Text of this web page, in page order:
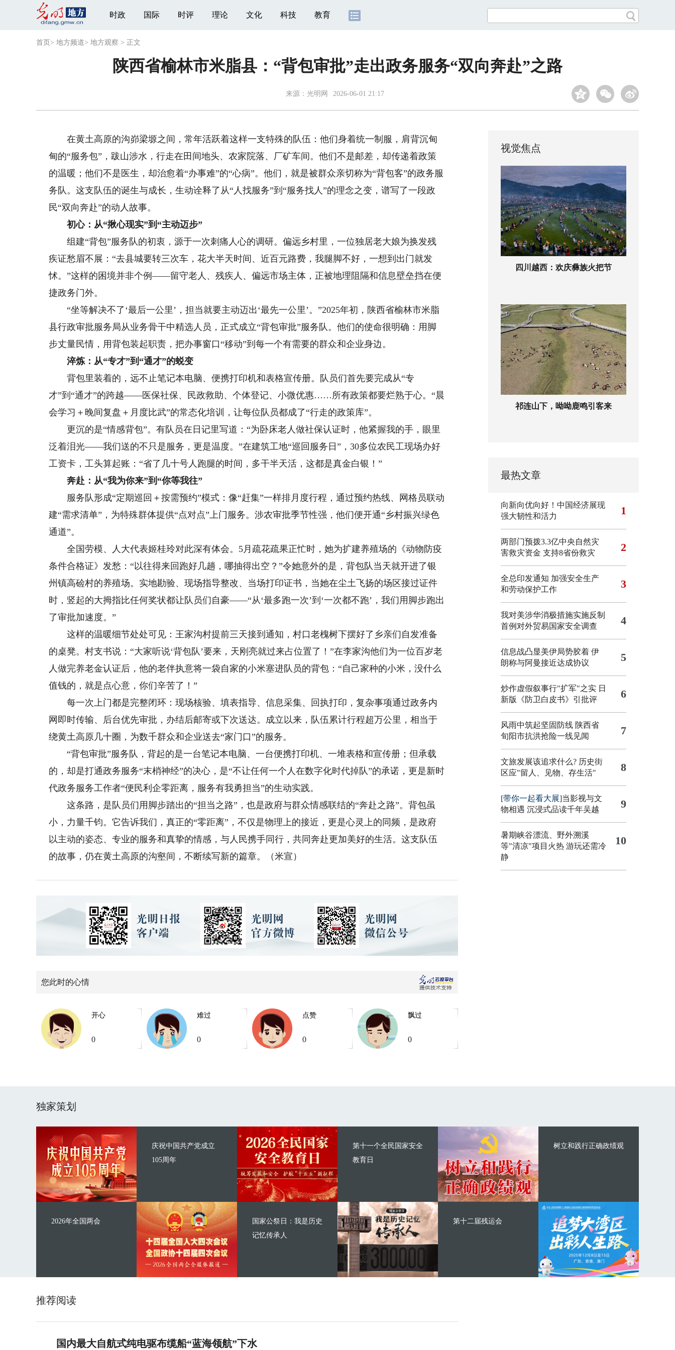
时政 国际 时评 理论 文化 科技 教育
首页 > 地方频道> 地方观察 > 正文
陕西省榆林市米脂县：“背包审批”走出政务服务“双向奔赴”之路
来源： 光明网 2026-06-01 21:17
在黄土高原的沟峁梁塬之间，常年活跃着这样一支特殊的队伍：他们身着统一制服，肩背沉甸
甸的“服务包”，跋山涉水，行走在田间地头、农家院落、厂矿车间。他们不是邮差，却传递着政策
的温暖；他们不是医生，却治愈着“办事难”的“心病”。他们，就是被群众亲切称为“背包客”的政务服
务队。这支队伍的诞生与成长，生动诠释了从“人找服务”到“服务找人”的理念之变，谱写了一段政
民“双向奔赴”的动人故事。
初心：从“揪心现实”到“主动迈步”
组建“背包”服务队的初衷，源于一次刺痛人心的调研。偏远乡村里，一位独居老大娘为换发残
疾证愁眉不展：“去县城要转三次车，花大半天时间、近百元路费，我腿脚不好，一想到出门就发
怵。”这样的困境并非个例——留守老人、残疾人、偏远市场主体，正被地理阻隔和信息壁垒挡在便
捷政务门外。
“坐等解决不了‘最后一公里’，担当就要主动迈出‘最先一公里’。”2025年初，陕西省榆林市米脂
县行政审批服务局从业务骨干中精选人员，正式成立“背包审批”服务队。他们的使命很明确：用脚
步丈量民情，用背包装起职责，把办事窗口“移动”到每一个有需要的群众和企业身边。
淬炼：从“专才”到“通才”的蜕变
背包里装着的，远不止笔记本电脑、便携打印机和表格宣传册。队员们首先要完成从“专
才”到“通才”的跨越——医保社保、民政救助、个体登记、小微优惠……所有政策都要烂熟于心。“晨
会学习＋晚间复盘＋月度比武”的常态化培训，让每位队员都成了“行走的政策库”。
更沉的是“情感背包”。有队员在日记里写道：“为卧床老人做社保认证时，他紧握我的手，眼里
泛着泪光——我们送的不只是服务，更是温度。”在建筑工地“巡回服务日”，30多位农民工现场办好
工资卡，工头算起账：“省了几十号人跑腿的时间，多干半天活，这都是真金白银！”
奔赴：从“我为你来”到“你等我往”
服务队形成“定期巡回＋按需预约”模式：像“赶集”一样排月度行程，通过预约热线、网格员联动
建“需求清单”，为特殊群体提供“点对点”上门服务。涉农审批季节性强，他们便开通“乡村振兴绿色
通道”。
全国劳模、人大代表姬桂玲对此深有体会。5月疏花疏果正忙时，她为扩建养殖场的《动物防疫
条件合格证》发愁：“以往得来回跑好几趟，哪抽得出空？”令她意外的是，背包队当天就开进了银
州镇高硷村的养殖场。实地勘验、现场指导整改、当场打印证书，当她在尘土飞扬的场区接过证件
时，竖起的大拇指比任何奖状都让队员们自豪——“从‘最多跑一次’到‘一次都不跑’，我们用脚步跑出
了审批加速度。”
这样的温暖细节处处可见：王家沟村提前三天接到通知，村口老槐树下摆好了乡亲们自发准备
的桌凳。村支书说：“大家听说‘背包队’要来，天刚亮就过来占位置了！”在李家沟他们为一位百岁老
人做完养老金认证后，他的老伴执意将一袋自家的小米塞进队员的背包：“自己家种的小米，没什么
值钱的，就是点心意，你们辛苦了！”
每一次上门都是完整闭环：现场核验、填表指导、信息采集、回执打印，复杂事项通过政务内
网即时传输、后台优先审批，办结后邮寄或下次送达。成立以来，队伍累计行程超万公里，相当于
绕黄土高原几十圈，为数千群众和企业送去“家门口”的服务。
“背包审批”服务队，背起的是一台笔记本电脑、一台便携打印机、一堆表格和宣传册；但承载
的，却是打通政务服务“末梢神经”的决心，是“不让任何一个人在数字化时代掉队”的承诺，更是新时
代政务服务工作者“便民利企零距离，服务有我勇担当”的生动实践。
这条路，是队员们用脚步踏出的“担当之路”，也是政府与群众情感联结的“奔赴之路”。背包虽
小，力量千钧。它告诉我们，真正的“零距离”，不仅是物理上的接近，更是心灵上的同频，是政府
以主动的姿态、专业的服务和真挚的情感，与人民携手同行，共同奔赴更加美好的生活。这支队伍
的故事，仍在黄土高原的沟壑间，不断续写新的篇章。（米宣）
您此时的心情
开心
0
难过
0
点赞
0
飘过
0
视觉焦点
四川越西：欢庆彝族火把节
祁连山下，呦呦鹿鸣引客来
最热文章
向新向优向好！中国经济展现
强大韧性和活力
1
两部门预拨3.3亿中央自然灾
害救灾资金 支持8省份救灾
2
全总印发通知 加强安全生产
和劳动保护工作
3
我对美涉华消极措施实施反制
首例对外贸易国家安全调查
4
信息战凸显美伊局势胶着 伊
朗称与阿曼接近达成协议
5
炒作虚假叙事行"扩军"之实 日
新版《防卫白皮书》引批评
6
风雨中筑起坚固防线 陕西省
旬阳市抗洪抢险一线见闻
7
文旅发展该追求什么? 历史街
区应"留人、见物、存生活"
8
[带你一起看大展]当影视与文
物相遇 沉浸式品读千年吴越
9
暑期峡谷漂流、野外溯溪
等"清凉"项目火热 游玩还需冷
静
10
独家策划
庆祝中国共产党成立
105周年
2026年全国两会
第十一个全民国家安全
教育日
国家公祭日：我是历史
记忆传承人
树立和践行正确政绩观
第十二届残运会
推荐阅读
国内最大自航式纯电驱布缆船“蓝海领航”下水